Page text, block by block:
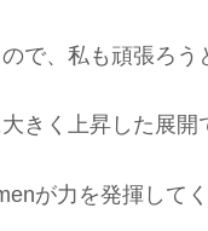
で、私も頑張ろう
きく上昇した展開
が力を発揮してく